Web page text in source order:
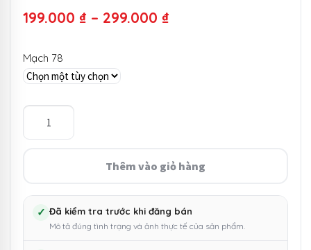
199.000 ₫ – 299.000 ₫
Mạch 78
Bo
mạch
Black
date
Thêm vào giỏ hàng
✓ Đã kiểm tra trước khi đăng bán
Mô tả đúng tình trạng và ảnh thực tế của sản phẩm.